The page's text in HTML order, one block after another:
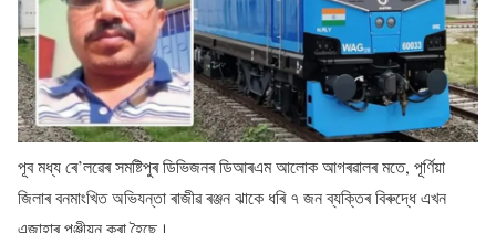
পূব মধ্য ৰে’লৱেৰ সমষ্টিপুৰ ডিভিজনৰ ডিআৰএম আলোক আগৰৱালৰ মতে, পূৰ্ণিয়া
জিলাৰ বনমাংখিত অভিযন্তা ৰাজীৱ ৰঞ্জন ঝাকে ধৰি ৭ জন ব্যক্তিৰ বিৰুদ্ধে এখন
এজাহাৰ পঞ্জীয়ন কৰা হৈছে।